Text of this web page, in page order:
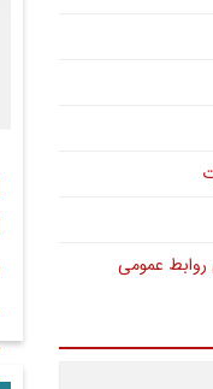
روابط عمومی